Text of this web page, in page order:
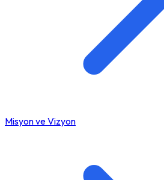
Misyon ve Vizyon